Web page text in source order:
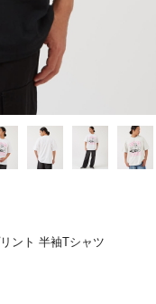
ント 半袖Tシャツ